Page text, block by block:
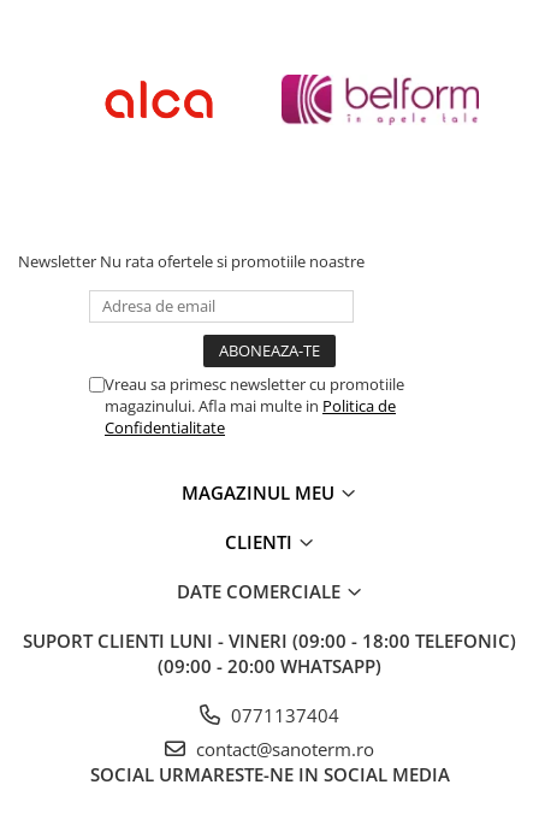
Newsletter Nu rata ofertele si promotiile noastre
Vreau sa primesc newsletter cu promotiile
magazinului. Afla mai multe in Politica de
Confidentialitate
MAGAZINUL MEU
CLIENTI
DATE COMERCIALE
SUPORT CLIENTI LUNI - VINERI (09:00 - 18:00 TELEFONIC)
(09:00 - 20:00 WHATSAPP)
0771137404
contact@sanoterm.ro
SOCIAL URMARESTE-NE IN SOCIAL MEDIA